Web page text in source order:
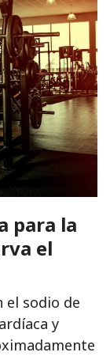
para la
el
el sodio de
y